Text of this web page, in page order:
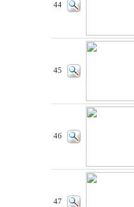
44
45
46
47